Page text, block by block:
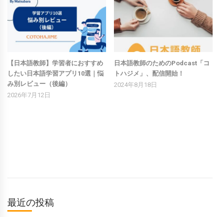
【日本語教師】学習者におすすめ
したい日本語学習アプリ10選｜悩
み別レビュー（後編）
2026年7月12日
日本語教師のためのPodcast「コ
トハジメ」、配信開始！
2024年8月18日
最近の投稿